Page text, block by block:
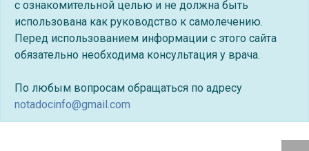
с ознакомительной целью и не должна быть
использована как руководство к самолечению.
Перед использованием информации с этого сайта
обязательно необходима консультация у врача.
По любым вопросам обращаться по адресу
notadocinfo@gmail.com